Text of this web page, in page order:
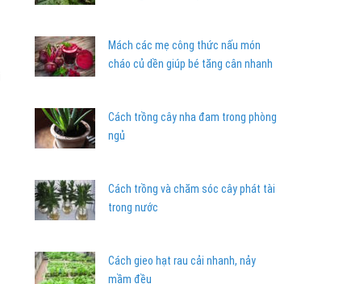
Mách các mẹ công thức nấu món
cháo củ dền giúp bé tăng cân nhanh
Cách trồng cây nha đam trong phòng
ngủ
Cách trồng và chăm sóc cây phát tài
trong nước
Cách gieo hạt rau cải nhanh, nảy
mầm đều